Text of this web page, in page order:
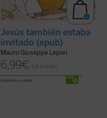
Jesús también estaba
invitado (epub)
Mauro Giuseppe Lepori
6,99€ IVA incluido
disponible en ebook: